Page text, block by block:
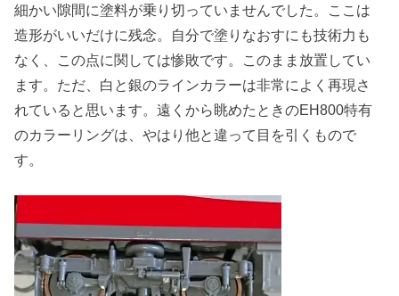
細かい隙間に塗料が乗り切っていませんでした。ここは
造形がいいだけに残念。自分で塗りなおすにも技術力も
なく、この点に関しては惨敗です。このまま放置してい
ます。ただ、白と銀のラインカラーは非常によく再現さ
れていると思います。遠くから眺めたときのEH800特有
のカラーリングは、やはり他と違って目を引くもので
す。